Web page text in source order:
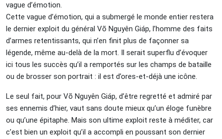
vague d’émotion.
Cette vague d’émotion, qui a submergé le monde entier restera
le dernier exploit du général Võ Nguyên Giáp, l’homme des faits
d’armes retentissants, qui n’en finit plus de façonner sa
légende, même au-delà de la mort. Il serait superflu d’évoquer
ici tous les succès qu’il a remportés sur les champs de bataille
ou de brosser son portrait : il est d’ores-et-déjà une icône.
Le seul fait, pour Võ Nguyên Giáp, d’être regretté et admiré par
ses ennemis d’hier, vaut sans doute mieux qu’un éloge funèbre
ou qu’une épitaphe. Mais son ultime exploit reste à méditer, car
c’est bien un exploit qu’il a accompli en poussant son dernier